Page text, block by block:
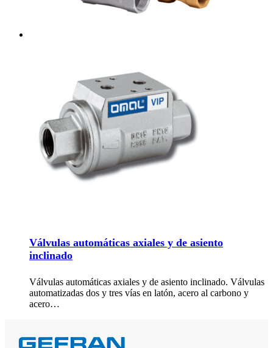
Válvulas automáticas axiales y de asiento
inclinado
Válvulas automáticas axiales y de asiento inclinado. Válvulas
automatizadas dos y tres vías en latón, acero al carbono y
acero…